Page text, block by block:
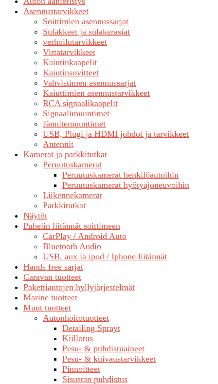
Asennustarvikkeet
Soittimien asennussarjat
Sulakkeet ja sulakerasiat
verhoilutarvikkeet
Virtatarvikkeet
Kaiutinkaapelit
Kaiutinsovitteet
Vahvistimen asennussarjat
Kaiuttimien asennustarvikkeet
RCA signaalikaapelit
Signaalimuuntimet
Jännitemuuntimet
USB, Plugi ja HDMI johdot ja tarvikkeet
Antennit
Kamerat ja parkkitutkat
Peruutuskamerat
Peruutuskamerat henkilöautoihin
Peruutuskamerat hyötyajoneuvoihin
Liikennekamerat
Parkkitutkat
Näytöt
Puhelin liitännät soittimeen
CarPlay / Android Auto
Bluetooth Audio
USB, aux ja ipod / Iphone liitännät
Hands free sarjat
Caravan tuotteet
Pakettiautojen hyllyjärjestelmät
Marine tuotteet
Muut tuotteet
Autonhoitotuotteet
Detailing Sprayt
Kiillotus
Pesu- & puhdistuaineet
Pesu- & kuivaustarvikkeet
Pinnoitteet
Sisustan puhdistus